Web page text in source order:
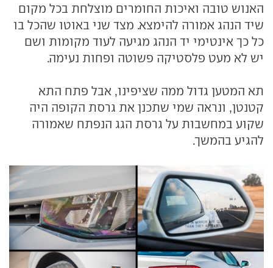
האנוש טובה ואיכות החומרים מוצלחת בכל מקום
שיד הנהג אמורה להימצא. מצד שני באוטו שהכל בו
כל כך אינטימי יד הנהג מגיעה לעוד מקומות ושם
יש לא מעט פלסטיקה פשוטה ופחות נעימה.
תא המטען גדול ממה שציפינו, אבל פתח התא
קטנטן, ונראה שמי שתכנן את גרסת הקופה היה
שקוע במחשבות על גרסת הגג הנפתח שאמורה
להגיע בהמשך.